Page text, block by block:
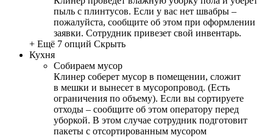
пыль с плинтусов. Если у вас нет швабры –
пожалуйста, сообщите об этом при оформлении
заявки. Сотрудник привезет свой инвентарь.
+ Ещё 7 опций Скрыть
Кухня
Собираем мусор
Клинер соберет мусор в помещении, сложит
в мешки и вынесет в мусоропровод. (Есть
ограничения по объему). Если вы сортируете
отходы – сообщите об этом оператору перед
уборкой. В этом случае сотрудник подготовит
пакеты с отсортированным мусором